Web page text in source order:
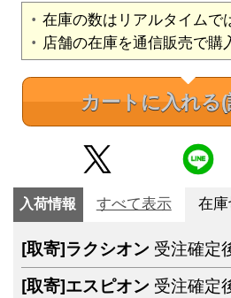
在庫の数はリアルタイムで
店舗の在庫を通信販売で購
カートに入れる
入荷情報 すべて表示 在
[取寄]ラクシオン 受注確定
[取寄]エスピオン 受注確定